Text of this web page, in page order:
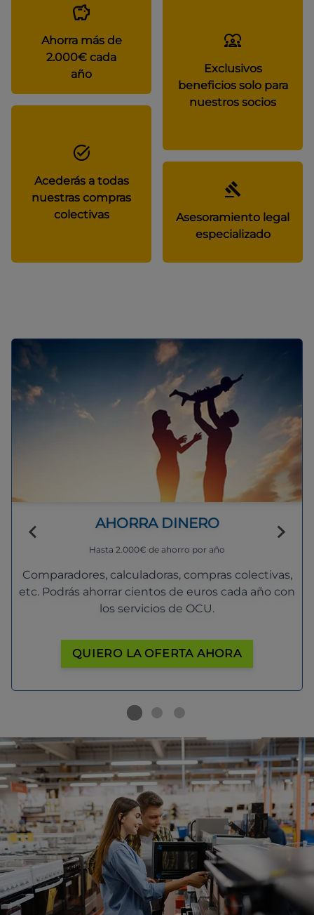
Ahorra más de
2.000€ cada
año
Exclusivos
beneficios solo para
nuestros socios
Acederás a todas
nuestras compras
colectivas
Asesoramiento legal
especializado
AHORRA DINERO
Hasta 2.000€ de ahorro por año
Comparadores, calculadoras, compras colectivas,
etc. Podrás ahorrar cientos de euros cada año con
los servicios de OCU.
QUIERO LA OFERTA AHORA